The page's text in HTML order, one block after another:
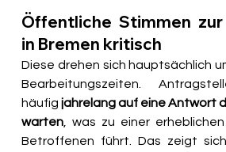
Öffentliche Stimmen zur
in Bremen kritisch
Diese drehen sich hauptsächlich
Bearbeitungszeiten.
häufig jahrelang auf eine Antwort
warten , was zu einer
Betroffenen führt. Das zeigt